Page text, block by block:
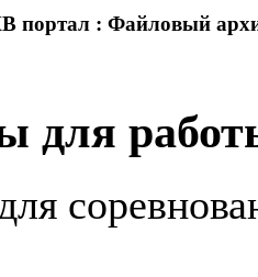
портал : Файловый
для